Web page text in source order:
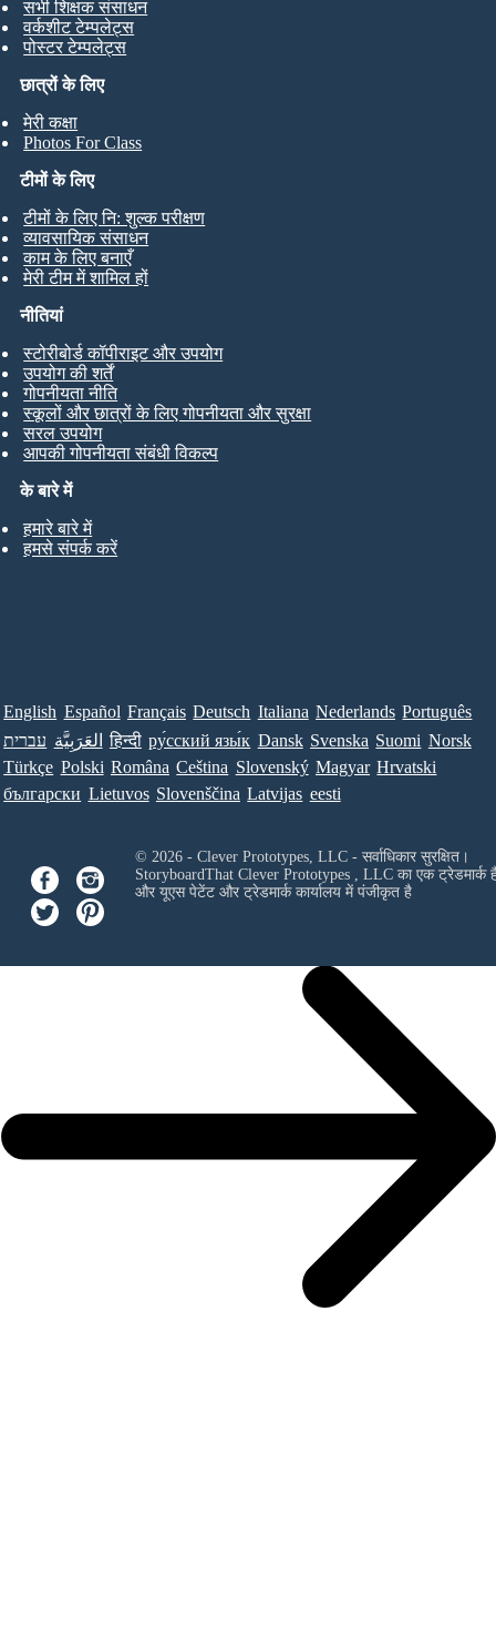
छात्रों के लिए
मेरी कक्षा
Photos For Class
सभी शिक्षक संसाधन
वर्कशीट टेम्पलेट्स
पोस्टर टेम्पलेट्स
टीमों के लिए
टीमों के लिए नि: शुल्क परीक्षण
व्यावसायिक संसाधन
काम के लिए बनाएँ
मेरी टीम में शामिल हों
के बारे में
हमारे बारे में
हमसे संपर्क करें
नीतियां
स्टोरीबोर्ड कॉपीराइट और उपयोग
उपयोग की शर्तें
गोपनीयता नीति
स्कूलों और छात्रों के लिए गोपनीयता और सुरक्षा
सरल उपयोग
आपकी गोपनीयता संबंधी विकल्प
English Español Français Deutsch Italiana Nederlands Português
עברית العَرَبِيَّة हिन्दी ру́сский язы́к Dansk Svenska Suomi Norsk
Türkçe Polski Româna Ceština Slovenský Magyar Hrvatski
български Lietuvos Slovenščina Latvijas eesti
© 2026 - Clever Prototypes, LLC - सर्वाधिकार सुरक्षित।
StoryboardThat Clever Prototypes , LLCका एक ट्रेडमार्क
और यूएस पेटेंट और ट्रेडमार्क कार्यालय में पंजीकृत है